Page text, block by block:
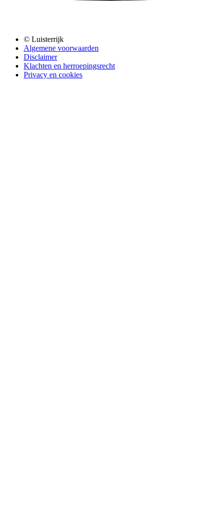
© Luisterrijk
Algemene voorwaarden
Disclaimer
Klachten en herroepingsrecht
Privacy en cookies